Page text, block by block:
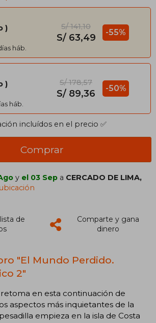
háb.
S/ 141,10
S/ 63,49 -55%
háb.
S/ 178,57
S/ 89,36 -50%
incluídos en el precio ✅
Comprar
y el 03 Sep a CERCADO DE LIMA,
de
Comparte y gana
dinero
"El Mundo Perdido.
2"
en esta continuación de
aspectos más inquietantes de la
empieza en la isla de Costa